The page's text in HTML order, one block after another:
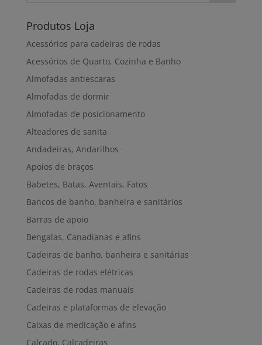
Produtos Loja
Acessórios para cadeiras de rodas
Acessórios de Quarto, Cozinha e Banho
Almofadas antiescaras
Almofadas de dormir
Almofadas de posicionamento
Alteadores de sanita
Andadeiras, Andarilhos
Apoios de braços
Babetes, Batas, Aventais, Fatos
Bancos de banho, banheira e sanitários
Barras de apoio
Bengalas, Canadianas e afins
Cadeiras de banho, banheira e sanitárias
Cadeiras de rodas elétricas
Cadeiras de rodas manuais
Cadeiras e plataformas de elevação
Caixas de medicação e afins
Calçado, Calçadeiras